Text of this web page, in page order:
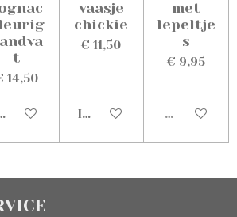
t
14,50
winkelwagen
vaasje
chickie
€ 11,50
In winkelwagen
met
lepeltje
s
€ 9,95